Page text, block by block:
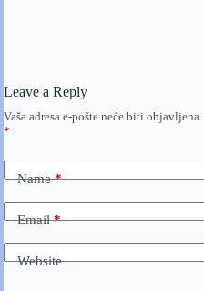
Leave a Reply
Vaša adresa e-pošte neće biti objavljena.
*
Name*
Email*
Website